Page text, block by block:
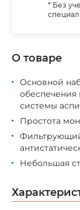
* Без
Основной
системы
Простота
Небольшая
О товаре